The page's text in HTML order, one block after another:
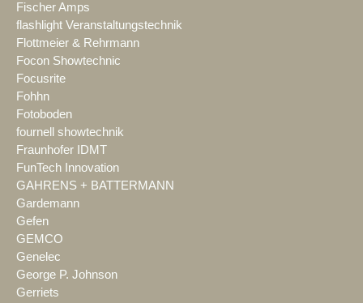
Fischer Amps
flashlight Veranstaltungstechnik
Flottmeier & Rehrmann
Focon Showtechnic
Focusrite
Fohhn
Fotoboden
fournell showtechnik
Fraunhofer IDMT
FunTech Innovation
GAHRENS + BATTERMANN
Gardemann
Gefen
GEMCO
Genelec
George P. Johnson
Gerriets